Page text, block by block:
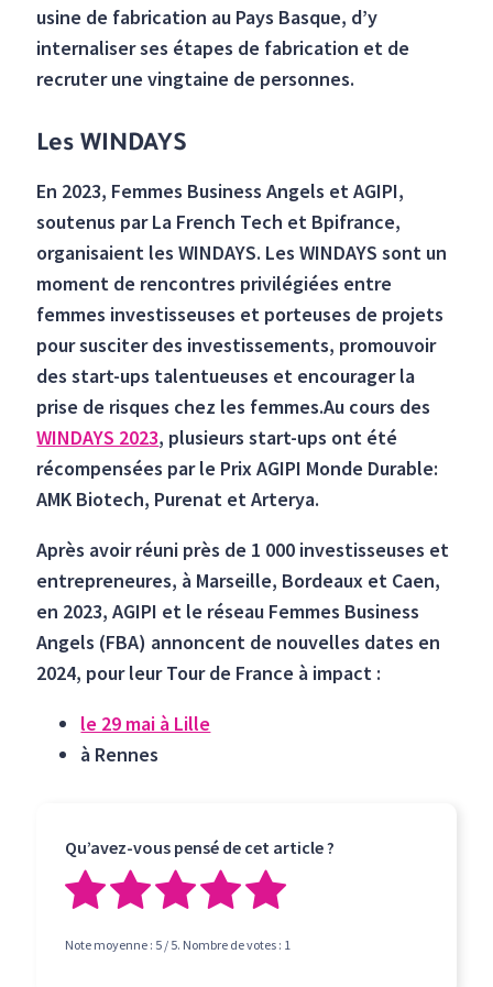
usine de fabrication au Pays Basque, d’y
internaliser ses étapes de fabrication et de
recruter une vingtaine de personnes.
Les WINDAYS
En 2023, Femmes Business Angels et AGIPI,
soutenus par La French Tech et Bpifrance,
organisaient les WINDAYS. Les WINDAYS sont un
moment de rencontres privilégiées entre
femmes investisseuses et porteuses de projets
pour susciter des investissements, promouvoir
des start-ups talentueuses et encourager la
prise de risques chez les femmes.Au cours des
WINDAYS 2023, plusieurs start-ups ont été
récompensées par le Prix AGIPI Monde Durable:
AMK Biotech, Purenat et Arterya.
Après avoir réuni près de 1 000 investisseuses et
entrepreneures, à Marseille, Bordeaux et Caen,
en 2023, AGIPI et le réseau Femmes Business
Angels (FBA) annoncent de nouvelles dates en
2024, pour leur Tour de France à impact :
le 29 mai à Lille
à Rennes
Qu’avez-vous pensé de cet article ?
Note moyenne : 5 / 5. Nombre de votes : 1